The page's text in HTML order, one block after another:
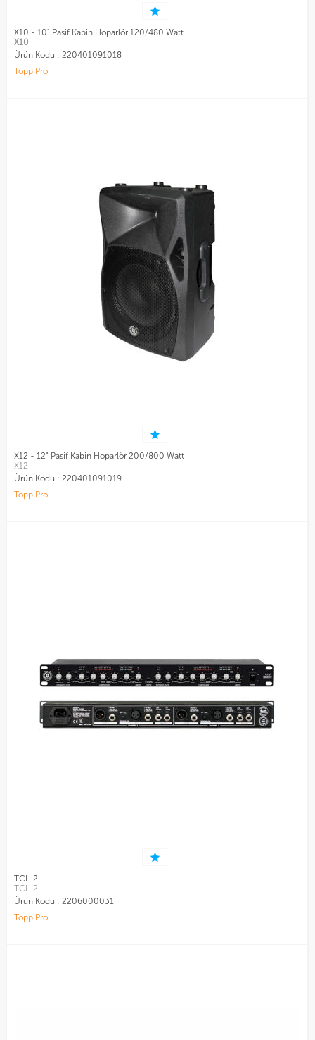
X10 - 10" Pasif Kabin Hoparlör 120/480 Watt
X10
Ürün Kodu : 220401091018
Topp Pro
X12 - 12" Pasif Kabin Hoparlör 200/800 Watt
X12
Ürün Kodu : 220401091019
Topp Pro
TCL-2
TCL-2
Ürün Kodu : 2206000031
Topp Pro